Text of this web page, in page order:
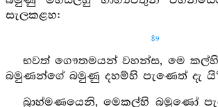
සැලකළහ:
89
භවත් ගෞතමයන් වහන්ස, මෙ
බමුණන්ගේ බමුණු දහම්හි පැණෙත් දැ
බ්‍රාහ්මණයෙනි, මෙකල්හි බමුණෝ